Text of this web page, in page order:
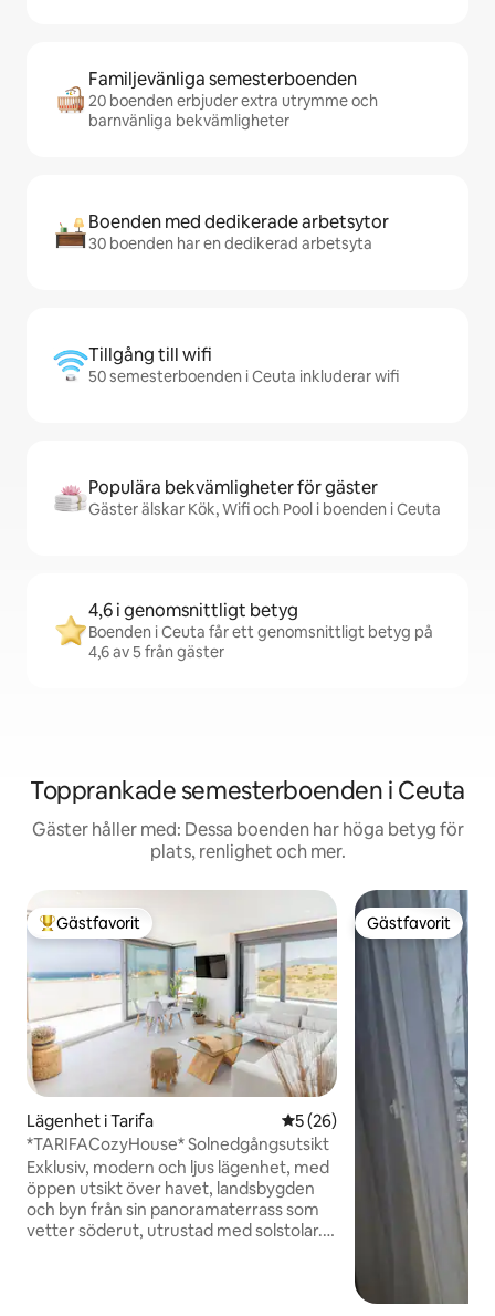
Familjevänliga semesterboenden
20 boenden erbjuder extra utrymme och
barnvänliga bekvämligheter
Boenden med dedikerade arbetsytor
30 boenden har en dedikerad arbetsyta
Tillgång till wifi
50 semesterboenden i Ceuta inkluderar wifi
Populära bekvämligheter för gäster
Gäster älskar Kök, Wifi och Pool i boenden i Ceuta
4,6 i genomsnittligt betyg
Boenden i Ceuta får ett genomsnittligt betyg på
4,6 av 5 från gäster
Topprankade semesterboenden i Ceuta
Gäster håller med: Dessa boenden har höga betyg för
plats, renlighet och mer.
Populär gästfavorit
Gästfavorit
Lägenhet i Tarifa 5 av 5 i genomsnittligt
5 (26)
*TARIFACozyHouse* Solnedgångsutsikt
Exklusiv, modern och ljus lägenhet, med
öppen utsikt över havet, landsbygden
och byn från sin panoramaterrass som
vetter söderut, utrustad med solstolar.
Gästfavorit
Gästfavorit